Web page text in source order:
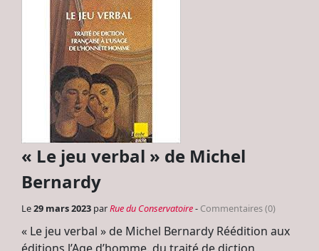
« Le jeu verbal » de Michel
Bernardy
Le29 mars 2023 parRue du Conservatoire- Commentaires (0)
« Le jeu verbal » de Michel Bernardy Réédition aux